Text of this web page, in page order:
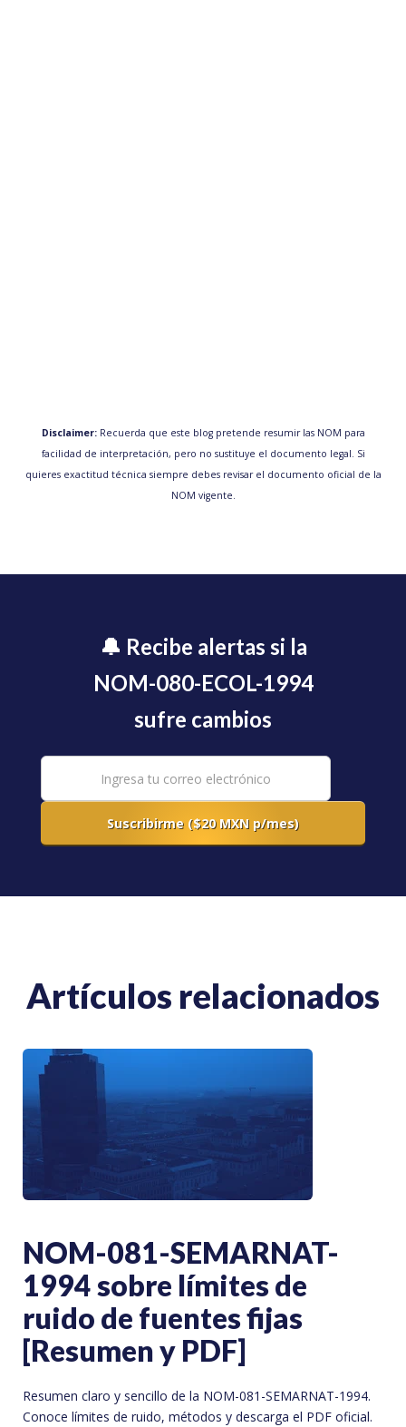
Disclaimer: Recuerda que este blog pretende resumir las NOM para
facilidad de interpretación, pero no sustituye el documento legal. Si
quieres exactitud técnica siempre debes revisar el documento oficial de la
NOM vigente.
🔔 Recibe alertas si la
NOM-080-ECOL-1994
sufre cambios
Artículos relacionados
NOM-081-SEMARNAT-
1994 sobre límites de
ruido de fuentes fijas
[Resumen y PDF]
Resumen claro y sencillo de la NOM-081-SEMARNAT-1994.
Conoce límites de ruido, métodos y descarga el PDF oficial.